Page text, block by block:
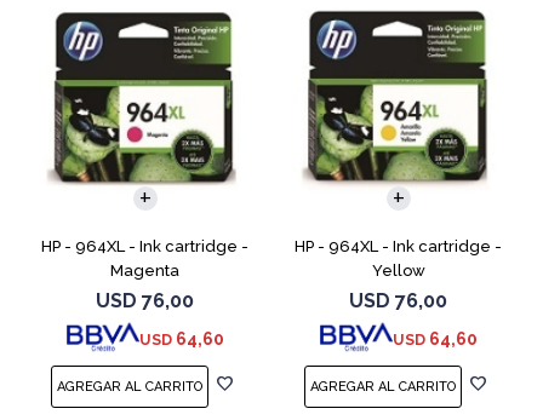
HP - 964XL - Ink cartridge -
Magenta
USD 76,00
USD 64,60
HP - 964XL - Ink cartridge -
Yellow
USD 76,00
USD 64,60